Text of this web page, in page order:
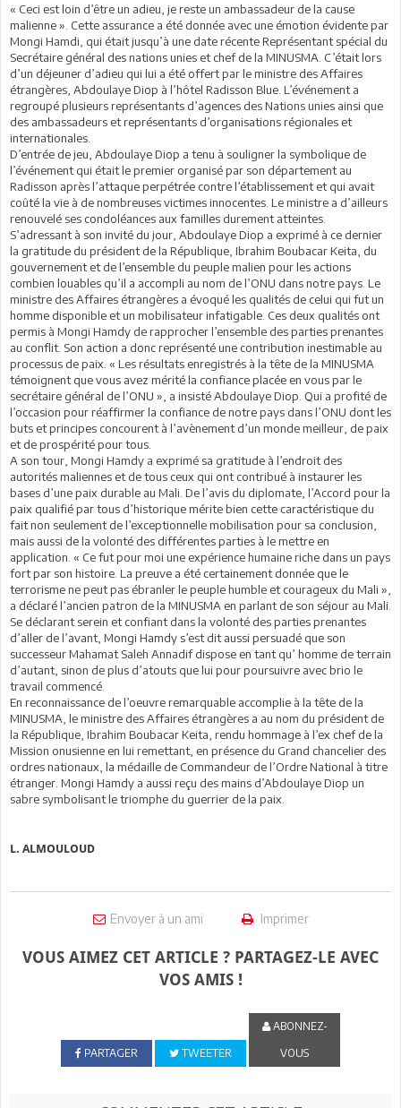
« Ceci est loin d’être un adieu, je reste un ambassadeur de la cause
malienne ». Cette assurance a été donnée avec une émotion évidente par
Mongi Hamdi, qui était jusqu’à une date récente Représentant spécial du
Secrétaire général des nations unies et chef de la MINUSMA. C’était lors
d’un déjeuner d’adieu qui lui a été offert par le ministre des Affaires
étrangères, Abdoulaye Diop à l’hôtel Radisson Blue. L’événement a
regroupé plusieurs représentants d’agences des Nations unies ainsi que
des ambassadeurs et représentants d’organisations régionales et
internationales.
D’entrée de jeu, Abdoulaye Diop a tenu à souligner la symbolique de
l’événement qui était le premier organisé par son département au
Radisson après l’attaque perpétrée contre l’établissement et qui avait
coûté la vie à de nombreuses victimes innocentes. Le ministre a d’ailleurs
renouvelé ses condoléances aux familles durement atteintes.
S’adressant à son invité du jour, Abdoulaye Diop a exprimé à ce dernier
la gratitude du président de la République, Ibrahim Boubacar Keita, du
gouvernement et de l’ensemble du peuple malien pour les actions
combien louables qu’il a accompli au nom de l’ONU dans notre pays. Le
ministre des Affaires étrangères a évoqué les qualités de celui qui fut un
homme disponible et un mobilisateur infatigable. Ces deux qualités ont
permis à Mongi Hamdy de rapprocher l’ensemble des parties prenantes
au conflit. Son action a donc représenté une contribution inestimable au
processus de paix. « Les résultats enregistrés à la tête de la MINUSMA
témoignent que vous avez mérité la confiance placée en vous par le
secrétaire général de l’ONU », a insisté Abdoulaye Diop. Qui a profité de
l’occasion pour réaffirmer la confiance de notre pays dans l’ONU dont les
buts et principes concourent à l’avènement d’un monde meilleur, de paix
et de prospérité pour tous.
A son tour, Mongi Hamdy a exprimé sa gratitude à l’endroit des
autorités maliennes et de tous ceux qui ont contribué à instaurer les
bases d’une paix durable au Mali. De l’avis du diplomate, l’Accord pour la
paix qualifié par tous d’historique mérite bien cette caractéristique du
fait non seulement de l’exceptionnelle mobilisation pour sa conclusion,
mais aussi de la volonté des différentes parties à le mettre en
application. « Ce fut pour moi une expérience humaine riche dans un pays
fort par son histoire. La preuve a été certainement donnée que le
terrorisme ne peut pas ébranler le peuple humble et courageux du Mali »,
a déclaré l’ancien patron de la MINUSMA en parlant de son séjour au Mali.
Se déclarant serein et confiant dans la volonté des parties prenantes
d’aller de l’avant, Mongi Hamdy s’est dit aussi persuadé que son
successeur Mahamat Saleh Annadif dispose en tant qu’ homme de terrain
d’autant, sinon de plus d’atouts que lui pour poursuivre avec brio le
travail commencé.
En reconnaissance de l’oeuvre remarquable accomplie à la tête de la
MINUSMA, le ministre des Affaires étrangères a au nom du président de
la République, Ibrahim Boubacar Keita, rendu hommage à l’ex chef de la
Mission onusienne en lui remettant, en présence du Grand chancelier des
ordres nationaux, la médaille de Commandeur de l’Ordre National à titre
étranger. Mongi Hamdy a aussi reçu des mains d’Abdoulaye Diop un
sabre symbolisant le triomphe du guerrier de la paix.
L. ALMOULOUD
Envoyer à un ami Imprimer
VOUS AIMEZ CET ARTICLE ? PARTAGEZ-LE AVEC
VOS AMIS !
PARTAGER TWEETER
ABONNEZ-
VOUS